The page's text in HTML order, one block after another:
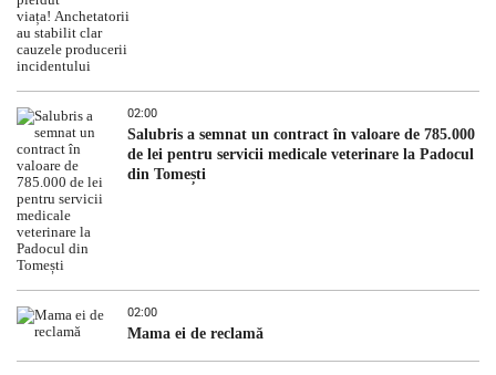
02:00
Salubris a semnat un contract în valoare de 785.000
de lei pentru servicii medicale veterinare la Padocul
din Tomești
02:00
Mama ei de reclamă